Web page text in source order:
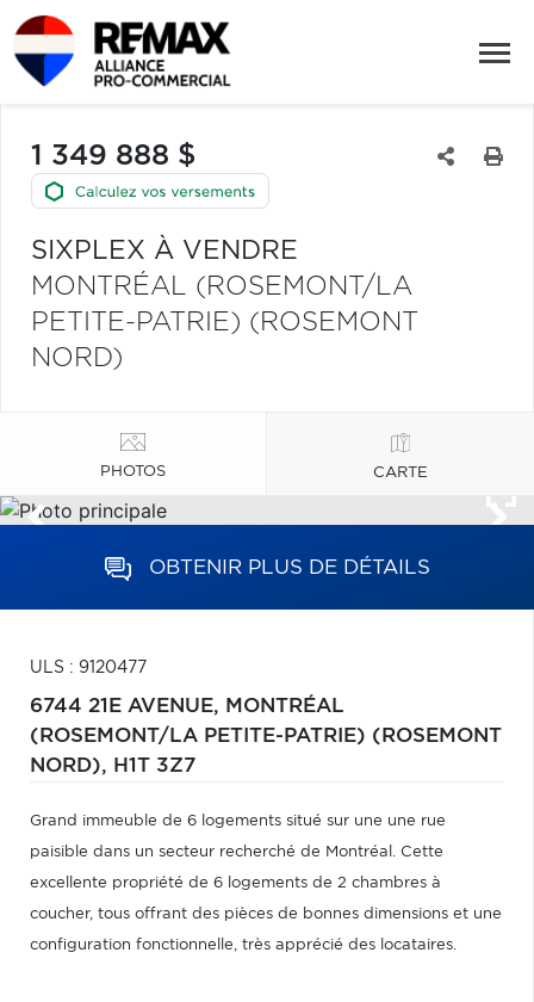
1 349 888 $
SIXPLEX À VENDRE
MONTRÉAL (ROSEMONT/LA
PETITE-PATRIE) (ROSEMONT
NORD)
PHOTOS CARTE
OBTENIR PLUS DE DÉTAILS
ULS : 9120477
6744 21E AVENUE, MONTRÉAL
(ROSEMONT/LA PETITE-PATRIE) (ROSEMONT
NORD), H1T 3Z7
Grand immeuble de 6 logements situé sur une une rue
paisible dans un secteur recherché de Montréal. Cette
excellente propriété de 6 logements de 2 chambres à
coucher, tous offrant des pièces de bonnes dimensions et une
configuration fonctionnelle, très apprécié des locataires.